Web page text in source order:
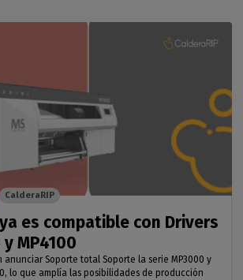
es compatible con Drivers
MP4100
anunciar Soporte total Soporte la serie MP3000 y
lo que amplía las posibilidades de producción
CalderaRIP